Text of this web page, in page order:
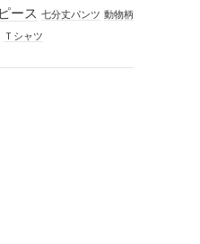
ース 七分丈パンツ 動物柄
Ｔシャツ